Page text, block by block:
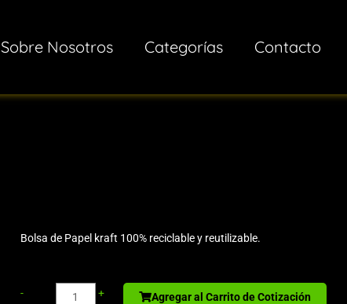
Sobre Nosotros Categorías Contacto
Bolsa de Papel kraft 100% reciclable y reutilizable.
- + Agregar al Carrito de Cotización